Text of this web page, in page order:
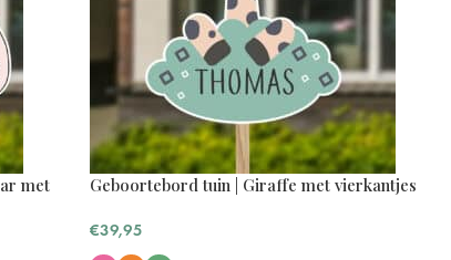
met
Geboortebord tuin | Giraffe met vierkantjes
€39,95